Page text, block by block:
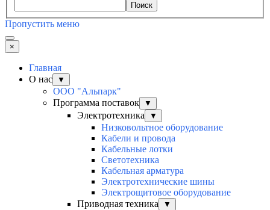
Поиск
Пропустить меню
×
Главная
О нас
▼
ООО "Альпарк"
Программа поставок
▼
Электротехника ▼
Низковольтное оборудование
Кабели и провода
Кабельные лотки
Светотехника
Кабельная арматура
Электротехнические шины
Электрощитовое оборудование
Приводная техника
▼